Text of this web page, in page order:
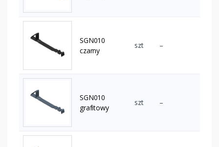
SGN010
czarny
szt –
SGN010
grafitowy
szt –